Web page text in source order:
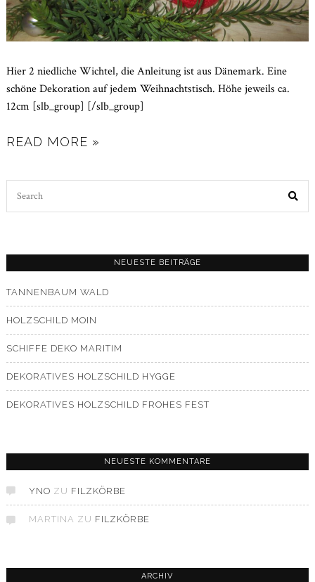
Hier 2 niedliche Wichtel, die Anleitung ist aus Dänemark. Eine
schöne Dekoration auf jedem Weihnachtstisch. Höhe jeweils ca.
12cm [slb_group] [/slb_group]
READ MORE »
NEUESTE BEITRÄGE
TANNENBAUM WALD
HOLZSCHILD MOIN
SCHIFFE DEKO MARITIM
DEKORATIVES HOLZSCHILD HYGGE
DEKORATIVES HOLZSCHILD FROHES FEST
NEUESTE KOMMENTARE
YNO ZU FILZKÖRBE
MARTINA ZU FILZKÖRBE
ARCHIV